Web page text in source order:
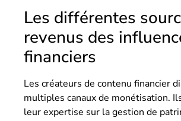
Les différentes
revenus des
financiers
Les créateurs de contenu financier
multiples canaux de monétisation.
leur expertise sur la gestion de